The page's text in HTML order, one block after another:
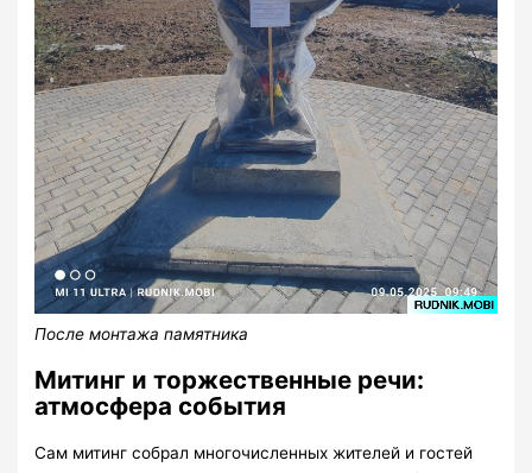
После монтажа памятника
Митинг и торжественные речи:
атмосфера события
Сам митинг собрал многочисленных жителей и гостей